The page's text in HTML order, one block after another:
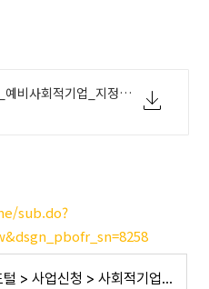
2025년_1차_통일형_예비사회적기업_지정계획_공고.hwpx
sub.do?
사회적기업 포털 > 사업신청 > 사회적기업 인증·지정 > 인·지정 공고